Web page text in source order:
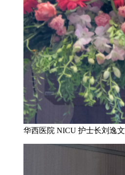
华西医院 NICU 护士长刘逸文